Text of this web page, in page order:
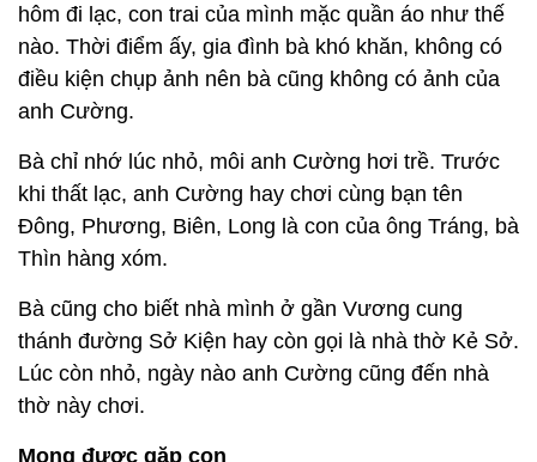
hôm đi lạc, con trai của mình mặc quần áo như thế
nào. Thời điểm ấy, gia đình bà khó khăn, không có
điều kiện chụp ảnh nên bà cũng không có ảnh của
anh Cường.
Bà chỉ nhớ lúc nhỏ, môi anh Cường hơi trề. Trước
khi thất lạc, anh Cường hay chơi cùng bạn tên
Đông, Phương, Biên, Long là con của ông Tráng, bà
Thìn hàng xóm.
Bà cũng cho biết nhà mình ở gần Vương cung
thánh đường Sở Kiện hay còn gọi là nhà thờ Kẻ Sở.
Lúc còn nhỏ, ngày nào anh Cường cũng đến nhà
thờ này chơi.
Mong được gặp con